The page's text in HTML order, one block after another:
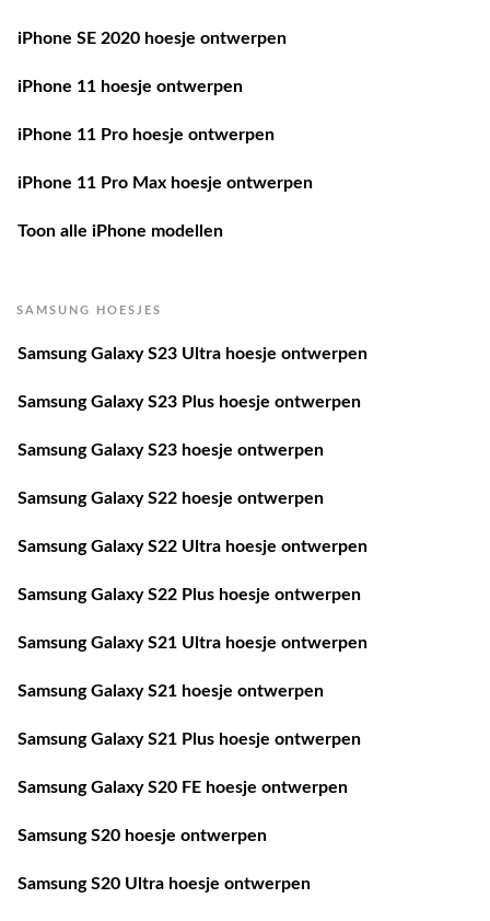
iPhone SE 2020 hoesje ontwerpen
iPhone 11 hoesje ontwerpen
iPhone 11 Pro hoesje ontwerpen
iPhone 11 Pro Max hoesje ontwerpen
Toon alle iPhone modellen
SAMSUNG HOESJES
Samsung Galaxy S23 Ultra hoesje ontwerpen
Samsung Galaxy S23 Plus hoesje ontwerpen
Samsung Galaxy S23 hoesje ontwerpen
Samsung Galaxy S22 hoesje ontwerpen
Samsung Galaxy S22 Ultra hoesje ontwerpen
Samsung Galaxy S22 Plus hoesje ontwerpen
Samsung Galaxy S21 Ultra hoesje ontwerpen
Samsung Galaxy S21 hoesje ontwerpen
Samsung Galaxy S21 Plus hoesje ontwerpen
Samsung Galaxy S20 FE hoesje ontwerpen
Samsung S20 hoesje ontwerpen
Samsung S20 Ultra hoesje ontwerpen